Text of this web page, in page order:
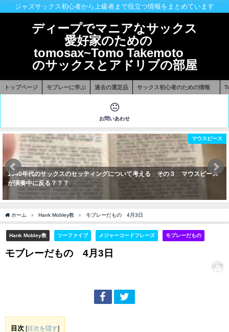
ジャズサックス初心者から上級者まで役立つ情報をまとめています
ディープでマニアなサックス
愛好家のための
tomosax~Tomo Takemoto
のサックスとアドリブの部屋
トップページ モブレーに学ぶ 過去の選定品 サックス初心者のための情報
お問いあわせ
マウスピース
1940年代のサックスのセッティングについて考える その３ マウスピース
が演奏中に反る？？？
ホーム Hank Mobley教 モブレーだもの 4月3日
Hank Mobley教 ツーファイブ メジャーコードフレーズ モブレーだもの
モブレーだもの 4月3日
目次 [目次を隠す]